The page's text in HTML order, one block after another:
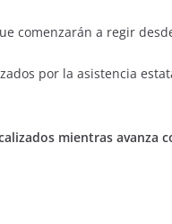
comenzarán a regir
por la asistencia
mientras avanza